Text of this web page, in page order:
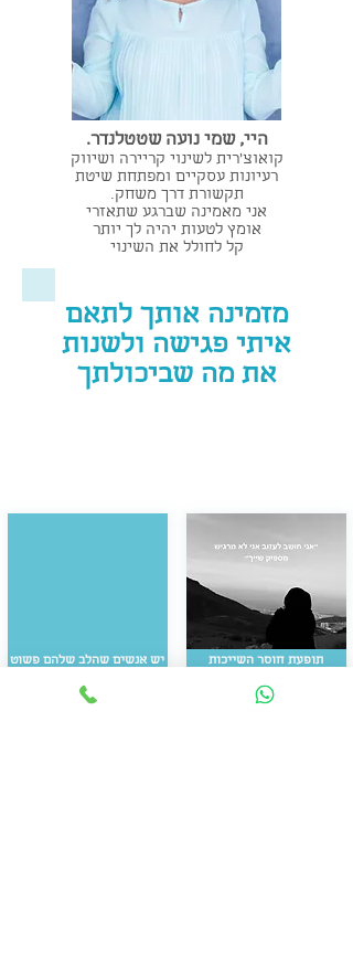
היי, שמי נועה שטטלנדר.
קואוצ'רית לשינוי קריירה ושיווק
רעיונות עסקיים ומפתחת שיטת
תקשורת דרך משחק.
אני מאמינה שברגע שתאזרי
אומץ לטעות יהיה לך יותר
קל לחולל את השינוי
מזמינה אותך לתאם
איתי פגישה ולשנות
את מה שביכולתך
תופעת חוסר השייכות
יש אנשים שהלב שלהם פשוט